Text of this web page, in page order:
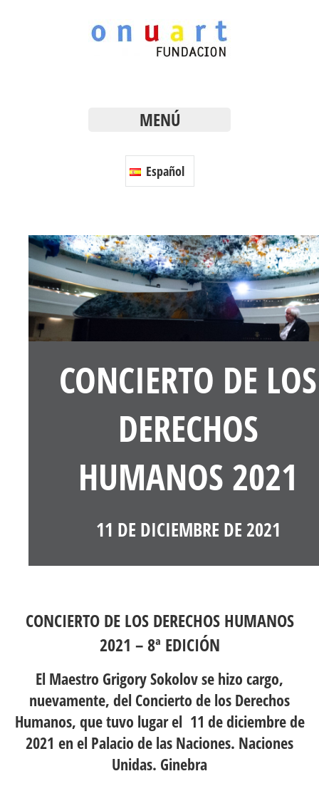
MENÚ
Español
CONCIERTO DE LOS
DERECHOS
HUMANOS 2021
11 DE DICIEMBRE DE 2021
CONCIERTO DE LOS DERECHOS HUMANOS
2021 – 8ª EDICIÓN
El Maestro Grigory Sokolov se hizo cargo,
nuevamente, del Concierto de los Derechos
Humanos, que tuvo lugar el 11 de diciembre de
2021 en el Palacio de las Naciones. Naciones
Unidas. Ginebra